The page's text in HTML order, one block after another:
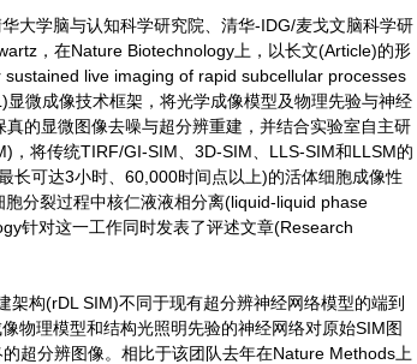
大学脑与认知科学研究院、清华-IDG/麦戈文脑科学研
，在Nature Biotechnology上，以长文(Article)的形
live imaging of rapid subcellular processes
微成像技术框架，将光学成像模型及物理先验与神经
的显微图像去噪与超分辨重建，并结合实验室自主研
，将传统TIRF/GI-SIM、3D-SIM、LLS-SIM和LLSM的
长可达3小时、60,000时间点以上)的活体细胞成像性
分裂过程中核仁液液相分离(liquid-liquid phase
针对这一工作同时发表了评述文章(Research
构(rDL SIM)不同于现有超分辨神经网络模型的端到
物理模型和结构光照明先验的神经网络对原始SIM图
超分辨图像。相比于该团队去年在Nature Methods上